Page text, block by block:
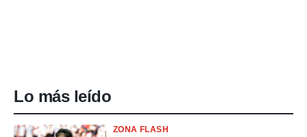
Lo más leído
ZONA FLASH